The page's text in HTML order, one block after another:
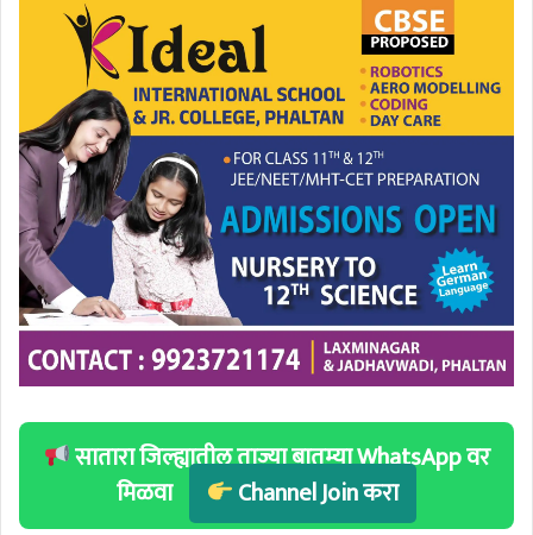
सातारा जिल्ह्यातील ताज्या बातम्या WhatsApp वर
मिळवा
Channel Join करा